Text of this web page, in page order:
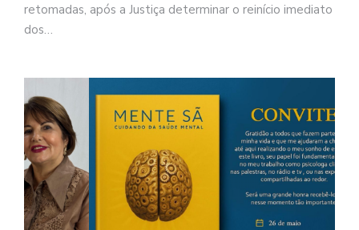
retomadas, após a Justiça determinar o reinício imediato
dos…